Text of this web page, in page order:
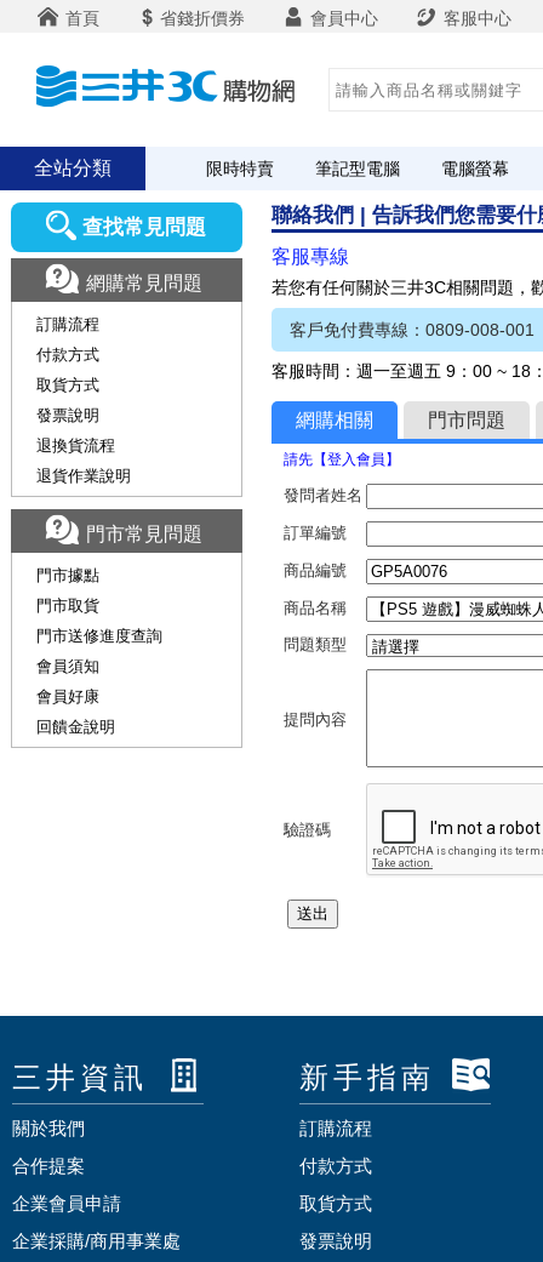
首頁 省錢折價券 會員中心 客服中心
全站分類 限時特賣 筆記型電腦 電腦螢幕
聯絡我們 | 告訴我們您需要什
客服專線
若您有任何關於三井3C相關問題，
客戶免付費專線：0809-008-001
客服時間：週一至週五 9：00 ~ 18
網購相關 門市問題
請先【登入會員】
發問者姓名
訂單編號
商品編號
商品名稱
問題類型
提問內容
驗證碼
查找常見問題
網購常見問題
訂購流程
付款方式
取貨方式
發票說明
退換貨流程
退貨作業說明
門市常見問題
門市據點
門市取貨
門市送修進度查詢
會員須知
會員好康
回饋金說明
三井資訊
關於我們
合作提案
企業會員申請
企業採購/商用事業處
新手指南
訂購流程
付款方式
取貨方式
發票說明